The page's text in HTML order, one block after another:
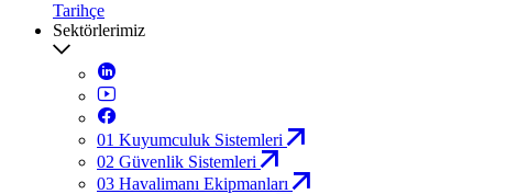
Tarihçe
Sektörlerimiz
01 Kuyumculuk Sistemleri
02 Güvenlik Sistemleri
03 Havalimanı Ekipmanları